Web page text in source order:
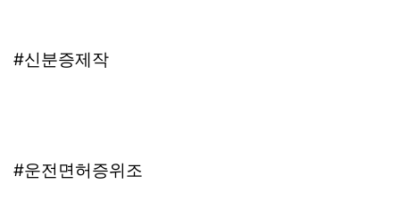
#신분증제작
#운전면허증위조